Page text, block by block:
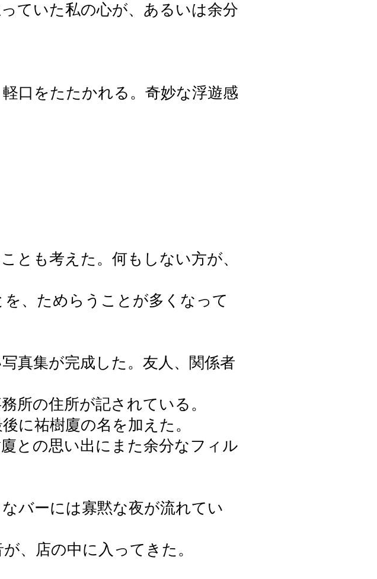
ていた私の心が、あるいは余分
口をたたかれる。奇妙な浮遊感
とも考えた。何もしない方が、
、ためらうことが多くなって
真集が完成した。友人、関係者
所の住所が記されている。
に祐樹廈の名を加えた。
との思い出にまた余分なフィル
バーには寡黙な夜が流れてい
、店の中に入ってきた。